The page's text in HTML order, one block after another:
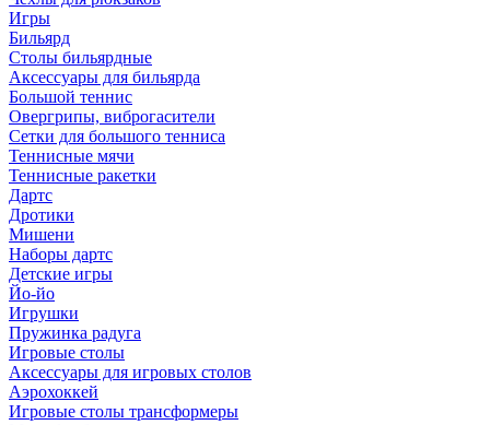
Игры
Бильярд
Столы бильярдные
Аксессуары для бильярда
Большой теннис
Овергрипы, виброгасители
Сетки для большого тенниса
Теннисные мячи
Теннисные ракетки
Дартс
Дротики
Мишени
Наборы дартс
Детские игры
Йо-йо
Игрушки
Пружинка радуга
Игровые столы
Аксессуары для игровых столов
Аэрохоккей
Игровые столы трансформеры